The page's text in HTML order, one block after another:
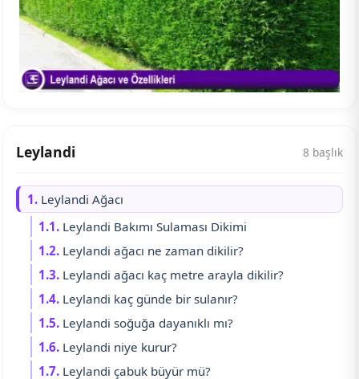
Leylandi 8 başlık
1. Leylandi Ağacı
1.1. Leylandi Bakımı Sulaması Dikimi
1.2. Leylandi ağacı ne zaman dikilir?
1.3. Leylandi ağacı kaç metre arayla dikilir?
1.4. Leylandi kaç günde bir sulanır?
1.5. Leylandi soğuğa dayanıklı mı?
1.6. Leylandi niye kurur?
1.7. Leylandi çabuk büyür mü?